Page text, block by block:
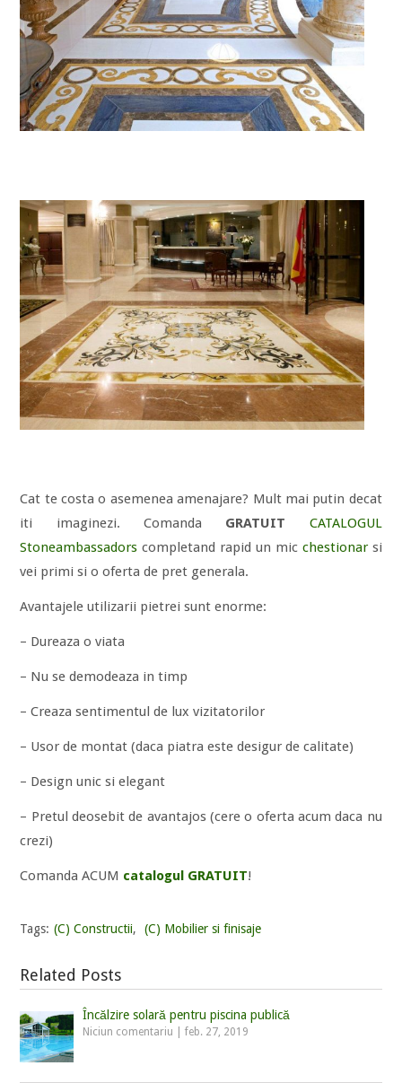
Cat te costa o asemenea amenajare? Mult mai putin decat
iti imaginezi. Comanda GRATUIT
CATALOGUL
Stoneambassadors completand rapid un mic chestionarsi
vei primi si o oferta de pret generala.
Avantajele utilizarii pietrei sunt enorme:
– Dureaza o viata
– Nu se demodeaza in timp
– Creaza sentimentul de lux vizitatorilor
– Usor de montat (daca piatra este desigur de calitate)
– Design unic si elegant
– Pretul deosebit de avantajos (cere o oferta acum daca nu
crezi)
Comanda ACUM catalogul GRATUIT!
Tags: (C) Constructii, (C) Mobilier si finisaje
Related Posts
Încălzire solară pentru piscina publică
Niciun comentariu |feb. 27, 2019